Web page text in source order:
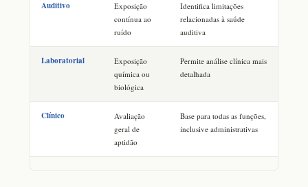
Auditivo
Exposição
contínua ao
ruído
Identifica limitações
relacionadas à saúde
auditiva
Laboratorial
Exposição
química ou
biológica
Permite análise clínica mais
detalhada
Clínico
Avaliação
geral de
aptidão
Base para todas as funções,
inclusive administrativas